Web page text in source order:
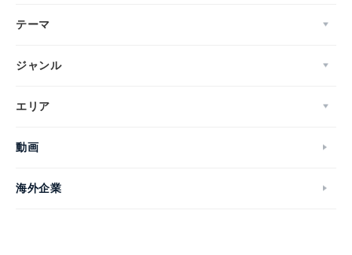
テーマ
ジャンル
エリア
動画
海外企業